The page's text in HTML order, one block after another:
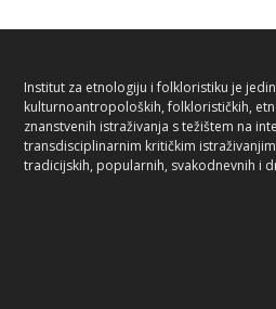
Institut za etnologiju i folkloristiku je
kulturnoantropoloških, folklorističkih,
znanstvenih istraživanja s težištem na
transdisciplinarnim kritičkim
tradicijskih, popularnih, svakodnevnih i